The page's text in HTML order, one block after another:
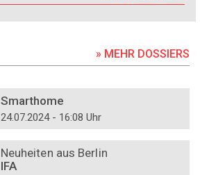
» MEHR DOSSIERS
Smarthome
24.07.2024 - 16:08 Uhr
Neuheiten aus Berlin
IFA